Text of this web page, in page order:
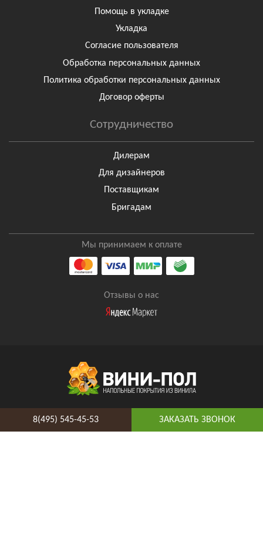
Помощь в укладке
Укладка
Согласие пользователя
Обработка персональных данных
Политика обработки персональных данных
Договор оферты
Сотрудничество
Дилерам
Для дизайнеров
Поставщикам
Бригадам
Мы принимаем к оплате
Отзывы о нас
8(495) 545-45-53
8(495) 545-45-53 ЗАКАЗАТЬ ЗВОНОК